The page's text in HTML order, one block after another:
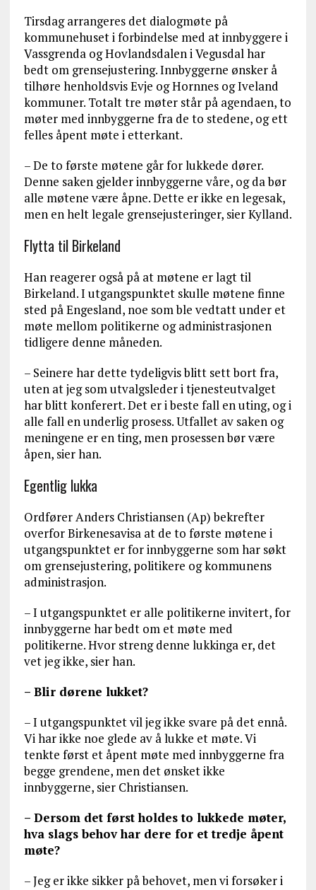
Tirsdag arrangeres det dialogmøte på
kommunehuset i forbindelse med at innbyggere i
Vassgrenda og Hovlandsdalen i Vegusdal har
bedt om grensejustering. Innbyggerne ønsker å
tilhøre henholdsvis Evje og Hornnes og Iveland
kommuner. Totalt tre møter står på agendaen, to
møter med innbyggerne fra de to stedene, og ett
felles åpent møte i etterkant.
– De to første møtene går for lukkede dører.
Denne saken gjelder innbyggerne våre, og da bør
alle møtene være åpne. Dette er ikke en legesak,
men en helt legale grensejusteringer, sier Kylland.
Flytta til Birkeland
Han reagerer også på at møtene er lagt til
Birkeland. I utgangspunktet skulle møtene finne
sted på Engesland, noe som ble vedtatt under et
møte mellom politikerne og administrasjonen
tidligere denne måneden.
– Seinere har dette tydeligvis blitt sett bort fra,
uten at jeg som utvalgsleder i tjenesteutvalget
har blitt konferert. Det er i beste fall en uting, og i
alle fall en underlig prosess. Utfallet av saken og
meningene er en ting, men prosessen bør være
åpen, sier han.
Egentlig lukka
Ordfører Anders Christiansen (Ap) bekrefter
overfor Birkenesavisa at de to første møtene i
utgangspunktet er for innbyggerne som har søkt
om grensejustering, politikere og kommunens
administrasjon.
– I utgangspunktet er alle politikerne invitert, for
innbyggerne har bedt om et møte med
politikerne. Hvor streng denne lukkinga er, det
vet jeg ikke, sier han.
– Blir dørene lukket?
– I utgangspunktet vil jeg ikke svare på det ennå.
Vi har ikke noe glede av å lukke et møte. Vi
tenkte først et åpent møte med innbyggerne fra
begge grendene, men det ønsket ikke
innbyggerne, sier Christiansen.
– Dersom det først holdes to lukkede møter,
hva slags behov har dere for et tredje åpent
møte?
– Jeg er ikke sikker på behovet, men vi forsøker i